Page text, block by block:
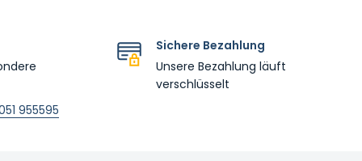
955595
Sichere Bezahlung
Unsere Bezahlung läuft
verschlüsselt